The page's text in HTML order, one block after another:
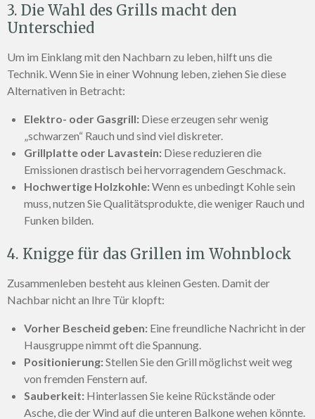
3. Die Wahl des Grills macht den
Unterschied
Um im Einklang mit den Nachbarn zu leben, hilft uns die
Technik. Wenn Sie in einer Wohnung leben, ziehen Sie diese
Alternativen in Betracht:
Elektro- oder Gasgrill: Diese erzeugen sehr wenig
„schwarzen“ Rauch und sind viel diskreter.
Grillplatte oder Lavastein: Diese reduzieren die
Emissionen drastisch bei hervorragendem Geschmack.
Hochwertige Holzkohle:Wenn es unbedingt Kohle sein
muss, nutzen Sie Qualitätsprodukte, die weniger Rauch und
Funken bilden.
4. Knigge für das Grillen im Wohnblock
Zusammenleben besteht aus kleinen Gesten. Damit der
Nachbar nicht an Ihre Tür klopft:
Vorher Bescheid geben: Eine freundliche Nachricht in der
Hausgruppe nimmt oft die Spannung.
Positionierung:Stellen Sie den Grill möglichst weit weg
von fremden Fenstern auf.
Sauberkeit: Hinterlassen Sie keine Rückstände oder
Asche, die der Wind auf die unteren Balkone wehen könnte.